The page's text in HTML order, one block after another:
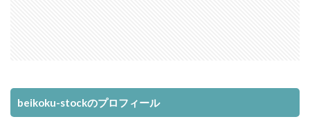
beikoku-stockのプロフィール